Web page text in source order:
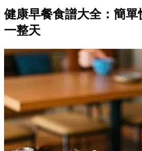
健康早餐食譜大全：簡
一整天